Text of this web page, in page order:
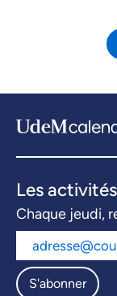
Les activités
Chaque jeudi,
S'abonner